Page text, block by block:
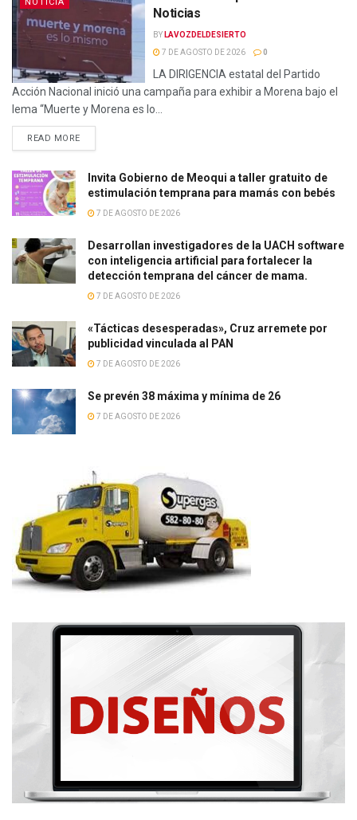
Noticias
BY LAVOZDELDESIERTO
7 DE AGOSTO DE 2026
0
LA DIRIGENCIA estatal del Partido
Acción Nacional inició una campaña para exhibir a Morena bajo el
lema “Muerte y Morena es lo...
READ MORE
Invita Gobierno de Meoqui a taller gratuito de
estimulación temprana para mamás con bebés
7 DE AGOSTO DE 2026
Desarrollan investigadores de la UACH software
con inteligencia artificial para fortalecer la
detección temprana del cáncer de mama.
7 DE AGOSTO DE 2026
«Tácticas desesperadas», Cruz arremete por
publicidad vinculada al PAN
7 DE AGOSTO DE 2026
Se prevén 38 máxima y mínima de 26
7 DE AGOSTO DE 2026